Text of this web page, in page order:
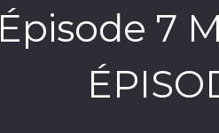
Épisode 7